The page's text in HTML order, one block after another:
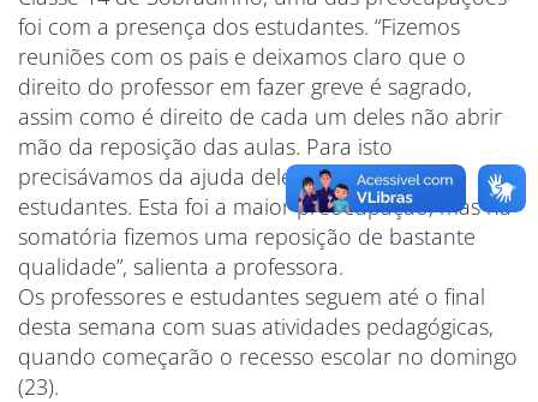
foi com a presença dos estudantes. “Fizemos
reuniões com os pais e deixamos claro que o
direito do professor em fazer greve é sagrado,
assim como é direito de cada um deles não abrir
mão da reposição das aulas. Para isto
precisávamos da ajuda deles em levar os
estudantes. Esta foi a maior preocupação, mas na
somatória fizemos uma reposição de bastante
qualidade”, salienta a professora.
Os professores e estudantes seguem até o final
desta semana com suas atividades pedagógicas,
quando começarão o recesso escolar no domingo
(23).